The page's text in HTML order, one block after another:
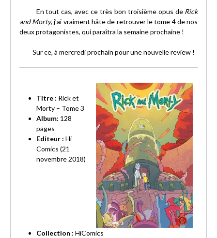
En tout cas, avec ce très bon troisième opus de Rick
and Morty, j’ai vraiment hâte de retrouver le tome 4 de nos
deux protagonistes, qui paraîtra la semaine prochaine !
Sur ce, à mercredi prochain pour une nouvelle review !
Titre : Rick et
Morty – Tome 3
Album: 128
pages
Editeur : Hi
Comics (21
novembre 2018)
Collection : HiComics